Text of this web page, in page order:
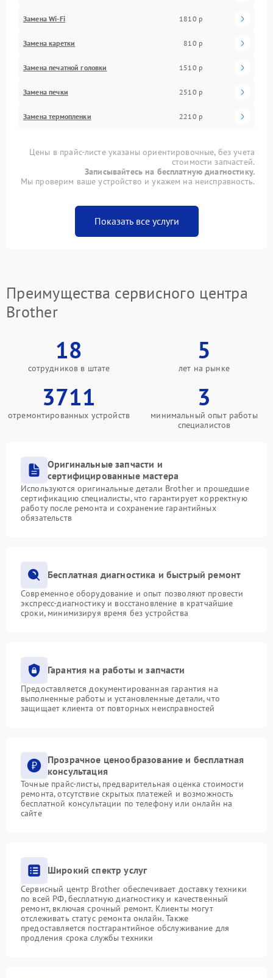
Замена Wi-Fi 1810 р
Замена каретки 810 р
Замена печатной головки 1510 р
Замена печки 2510 р
Замена термопленки 2210 р
Цены в прайс-листе указаны ориентировочные, без учета
стоимости запчастей.
Записывайтесь на бесплатную диагностику.
Мы проверим ваше устройство и укажем на неисправность.
Показать все услуги
Преимущества сервисного центра
Brother
18
сотрудников в штате
5
лет на рынке
3711
отремонтированных устройств
3
минимальный опыт работы
специалистов
Оригинальные запчасти и
сертифицированные мастера
Используются оригинальные детали Brother и прошедшие
сертификацию специалисты, что гарантирует корректную
работу после ремонта и сохранение гарантийных
обязательств
Бесплатная диагностика и быстрый ремонт
Современное оборудование и опыт позволяют провести
экспресс-диагностику и восстановление в кратчайшие
сроки, минимизируя время без устройства
Гарантия на работы и запчасти
Предоставляется документированная гарантия на
выполненные работы и установленные детали, что
защищает клиента от повторных неисправностей
Прозрачное ценообразование и бесплатная
консультация
Точные прайс-листы, предварительная оценка стоимости
ремонта, отсутствие скрытых платежей и возможность
бесплатной консультации по телефону или онлайн на
сайте
Широкий спектр услуг
Сервисный центр Brother обеспечивает доставку техники
по всей РФ, бесплатную диагностику и качественный
ремонт, включая срочный ремонт. Клиенты могут
отслеживать статус ремонта онлайн. Также
предоставляется постгарантийное обслуживание для
продления срока службы техники